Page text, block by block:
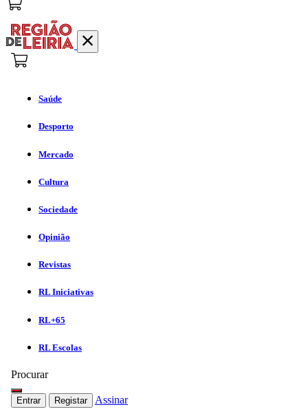
Saúde
Desporto
Mercado
Cultura
Sociedade
Opinião
Revistas
RL Iniciativas
RL+65
RL Escolas
Procurar
Entrar Registar Assinar